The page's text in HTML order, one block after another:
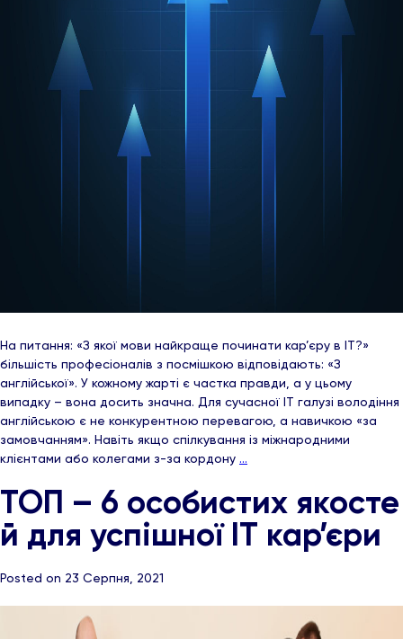
На питання: «З якої мови найкраще починати кар’єру в ІТ?»
більшість професіоналів з посмішкою відповідають: «З
англійської». У кожному жарті є частка правди, а у цьому
випадку – вона досить значна. Для сучасної ІТ галузі володіння
англійською є не конкурентною перевагою, а навичкою «за
замовчанням». Навіть якщо спілкування із міжнародними
клієнтами або колегами з-за кордону …
ТОП – 6 особистих якосте
й для успішної ІТ кар’єри
Posted on 23 Серпня, 2021